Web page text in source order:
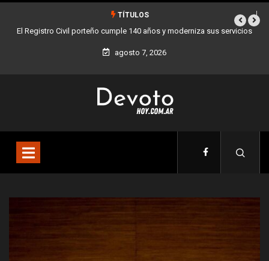
TÍTULOS
Buenos Aires sumó 12 nuevos Bares Notables y ya son 90 en toda
la Ciudad
agosto 7, 2026